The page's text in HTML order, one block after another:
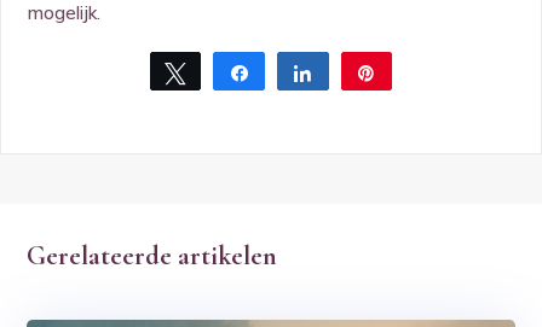
mogelijk.
Tweet Share Share
Gerelateerde artikelen